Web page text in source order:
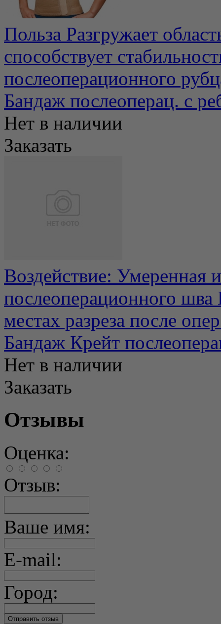
Польза Разгружает
способствует
послеоперационного
Бандаж послеоперац. с
Нет в наличии
Заказать
Воздействие: Умеренная
послеоперационного
местах разреза после
Бандаж Крейт
Нет в наличии
Заказать
Отзывы
Оценка:
Отзыв:
Ваше имя:
E-mail:
Город: